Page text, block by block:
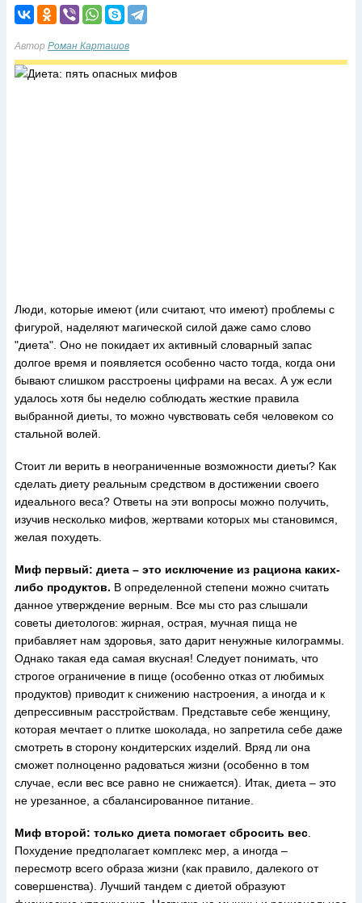
Автор Роман Карташов
Люди, которые имеют (или считают, что имеют) проблемы с
фигурой, наделяют магической силой даже само слово
"диета". Оно не покидает их активный словарный запас
долгое время и появляется особенно часто тогда, когда они
бывают слишком расстроены цифрами на весах. А уж если
удалось хотя бы неделю соблюдать жесткие правила
выбранной диеты, то можно чувствовать себя человеком со
стальной волей.
Стоит ли верить в неограниченные возможности диеты? Как
сделать диету реальным средством в достижении своего
идеального веса? Ответы на эти вопросы можно получить,
изучив несколько мифов, жертвами которых мы становимся,
желая похудеть.
Миф первый: диета – это исключение из рациона каких-
либо продуктов. В определенной степени можно считать
данное утверждение верным. Все мы сто раз слышали
советы диетологов: жирная, острая, мучная пища не
прибавляет нам здоровья, зато дарит ненужные килограммы.
Однако такая еда самая вкусная! Следует понимать, что
строгое ограничение в пище (особенно отказ от любимых
продуктов) приводит к снижению настроения, а иногда и к
депрессивным расстройствам. Представьте себе женщину,
которая мечтает о плитке шоколада, но запретила себе даже
смотреть в сторону кондитерских изделий. Вряд ли она
сможет полноценно радоваться жизни (особенно в том
случае, если вес все равно не снижается). Итак, диета – это
не урезанное, а сбалансированное питание.
Миф второй: только диета помогает сбросить вес
Похудение предполагает комплекс мер, а иногда –
пересмотр всего образа жизни (как правило, далекого от
совершенства). Лучший тандем с диетой образуют